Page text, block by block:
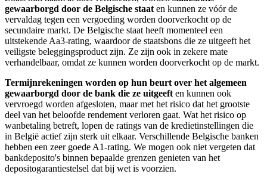
gewaarborgd door de Belgische staaten kunnen ze vóór de
vervaldag tegen een vergoeding worden doorverkocht op de
secundaire markt. De Belgische staat heeft momenteel een
uitstekende Aa3-rating, waardoor de staatsbons die ze uitgeeft het
veiligste beleggingsproduct zijn. Ze zijn ook in zekere mate
verhandelbaar, omdat ze kunnen worden doorverkocht op de markt.
Termijnrekeningen worden op hun beurt over het algemeen
gewaarborgd door de bank die ze uitgeeften kunnen ook
vervroegd worden afgesloten, maar met het risico dat het grootste
deel van het beloofde rendement verloren gaat. Wat het risico op
wanbetaling betreft, lopen de ratings van de kredietinstellingen die
in België actief zijn sterk uit elkaar. Verschillende Belgische banken
hebben een zeer goede A1-rating. We mogen ook niet vergeten dat
bankdeposito's binnen bepaalde grenzen genieten van het
depositogarantiestelsel dat bij wet is voorzien.